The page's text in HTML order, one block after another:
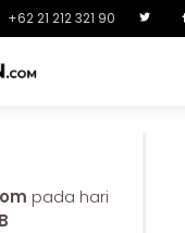
+62 21 212 321 90
pada hari